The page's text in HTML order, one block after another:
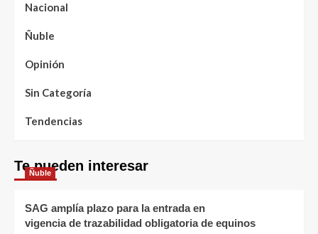
Nacional
Ñuble
Opinión
Sin Categoría
Tendencias
Te pueden interesar
Ñuble
SAG amplía plazo para la entrada en
vigencia de trazabilidad obligatoria de equinos